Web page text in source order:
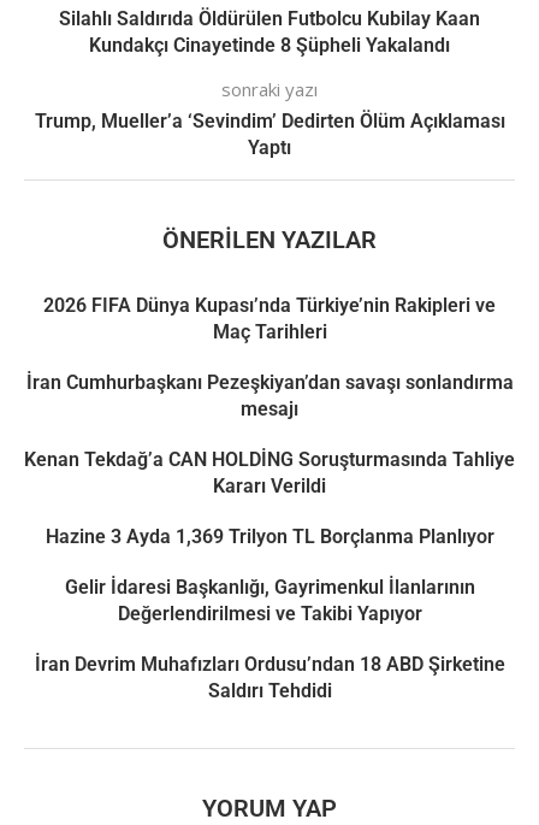
Silahlı Saldırıda Öldürülen Futbolcu Kubilay Kaan
Kundakçı Cinayetinde 8 Şüpheli Yakalandı
sonraki yazı
Trump, Mueller’a ‘Sevindim’ Dedirten Ölüm Açıklaması
Yaptı
ÖNERILEN YAZILAR
2026 FIFA Dünya Kupası’nda Türkiye’nin Rakipleri ve
Maç Tarihleri
İran Cumhurbaşkanı Pezeşkiyan’dan savaşı sonlandırma
mesajı
Kenan Tekdağ’a CAN HOLDİNG Soruşturmasında Tahliye
Kararı Verildi
Hazine 3 Ayda 1,369 Trilyon TL Borçlanma Planlıyor
Gelir İdaresi Başkanlığı, Gayrimenkul İlanlarının
Değerlendirilmesi ve Takibi Yapıyor
İran Devrim Muhafızları Ordusu’ndan 18 ABD Şirketine
Saldırı Tehdidi
YORUM YAP